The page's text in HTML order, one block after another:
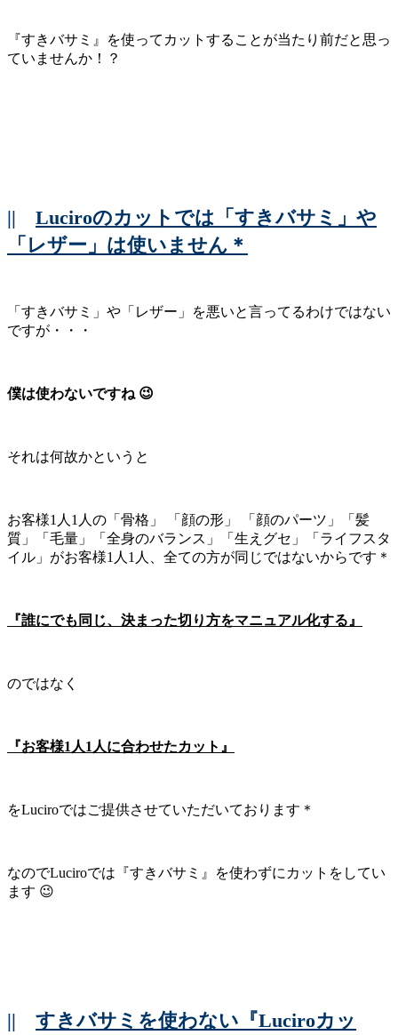
『すきバサミ』を使ってカットすることが当たり前だと思っ
ていませんか！？
|| Luciroのカットでは「すきバサミ」や
「レザー」は使いません＊
「すきバサミ」や「レザー」を悪いと言ってるわけではない
ですが・・・
僕は使わないですね 😉
それは何故かというと
お客様1人1人の「骨格」 「顔の形」 「顔のパーツ」「髪
質」「毛量」「全身のバランス」「生えグセ」「ライフスタ
イル」がお客様1人1人、全ての方が同じではないからです＊
『誰にでも同じ、決まった切り方をマニュアル化する』
のではなく
『お客様1人1人に合わせたカット』
をLuciroではご提供させていただいております＊
なのでLuciroでは『すきバサミ』を使わずにカットをしてい
ます 😉
|| すきバサミを使わない『Luciroカッ